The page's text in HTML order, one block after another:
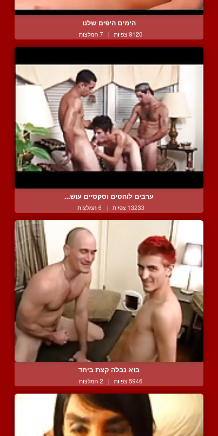
הימים היפים שלנו
8120 צפיות | 7 המלצות
ערבים לוהטים וסקסיים עוש...
13233 צפיות | 6 המלצות
בוא נבלה קצת ביחד
5946 צפיות | 2 המלצות